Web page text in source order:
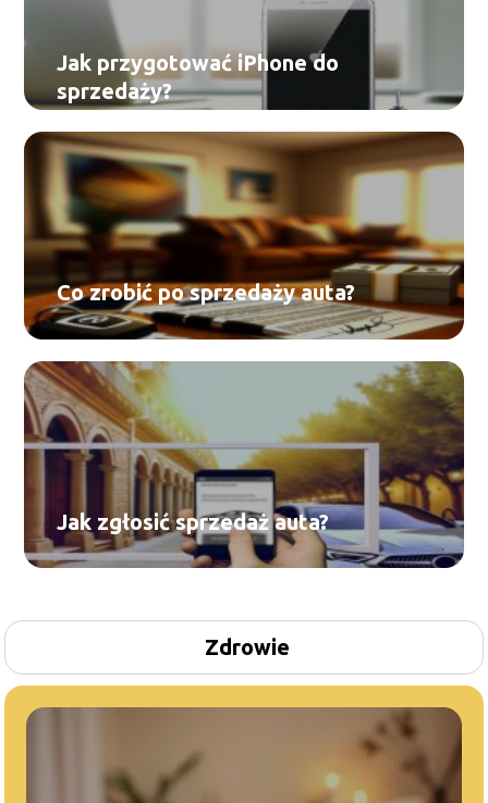
Jak przygotować iPhone do
sprzedaży?
Co zrobić po sprzedaży auta?
Jak zgłosić sprzedaż auta?
Zdrowie